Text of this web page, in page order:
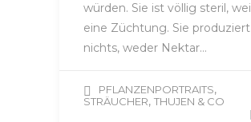
würden. Sie ist völlig steril, weil
eine Züchtung. Sie produziert
nichts, weder Nektar…
PFLANZENPORTRAITS,
STRÄUCHER, THUJEN & CO